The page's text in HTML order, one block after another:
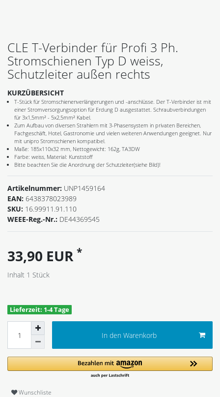
CLE T-Verbinder für Profi 3 Ph.
Stromschienen Typ D weiss,
Schutzleiter außen rechts
KURZÜBERSICHT
T-Stück für Stromschienenverlängerungen und -anschlüsse. Der T-Verbinder ist mit
einer Stromversorgungsoption für Erdung D ausgestattet. Schraubverbindungen
für 3x1,5mm² - 5x2,5mm² Kabel.
Zum Aufbau von diversen Strahlern mit 3-Phasensystem in privaten Bereichen,
Fachgeschäft, Hotel, Gastronomie und vielen weiteren Anwendungen geeignet. Nur
mit unipro Stromschienen kompatibel.
Maße: 185x110x32 mm, Nettogewicht: 162g, TA3DW
Farbe: weiss, Material: Kunststoff
Bitte beachten Sie die Anordnung der Schutzleiter(siehe Bild)!
Artikelnummer: UNP1459164
EAN: 6438378023989
SKU: 16.99911.91.110
WEEE-Reg.-Nr.: DE44369545
33,90 EUR *
Inhalt 1 Stück
Lieferzeit: 1-4 Tage
In den Warenkorb
Wunschliste